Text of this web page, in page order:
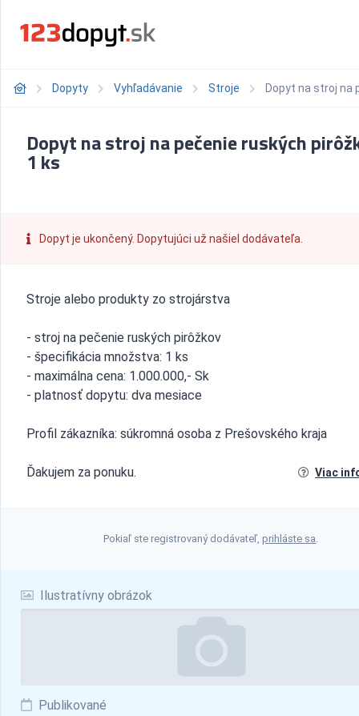
Dopyty Vyhľadávanie Stroje Dopyt na stroj na
Ilustratívny obrázok
Publikované
Dopyt na stroj na pečenie ruských
1 ks
Dopyt je ukončený. Dopytujúci už našiel dodávateľa.
Stroje alebo produkty zo strojárstva
- stroj na pečenie ruských pirôžkov
- špecifikácia množstva: 1 ks
- maximálna cena: 1.000.000,- Sk
- platnosť dopytu: dva mesiace
Profil zákazníka: súkromná osoba z Prešovského kraja
Ďakujem za ponuku. Viac
Pokiaľ ste registrovaný dodávateľ,prihláste sa.